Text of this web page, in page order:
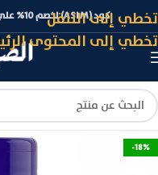
تخطي إلى التنقل
تخطي إلى المحتوى
كود (ASLM) لخصم 10% علي طلبات الجملة الأعلي من 7000 جنيه
-18%